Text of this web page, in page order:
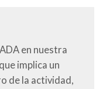
en nuestra
implica un
de la actividad,